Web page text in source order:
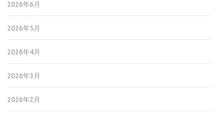
2026年6月
2026年5月
2026年4月
2026年3月
2026年2月